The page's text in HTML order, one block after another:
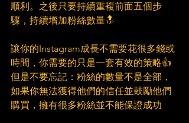
順利。之後只要持續重複前面五個步
驟，持續增加粉絲數量🔝
讓你的Instagram成長不需要花很多錢或
時間，你需要的只是一套有效的策略👍
但是不要忘記：粉絲的數量不是全部，
如果你無法獲得他們的信任並鼓勵他們
購買，擁有很多粉絲並不能保證成功